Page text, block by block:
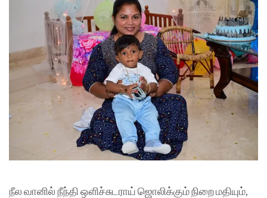
நீல வானில் நீந்தி ஒளிச்சுடராய் ஜொலிக்கும் நிறை மதியும்,